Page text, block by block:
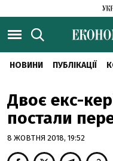
НОВИНИ ПУБЛІКАЦІЇ
Двоє екс-
постали
8 ЖОВТНЯ 2018, 19:52